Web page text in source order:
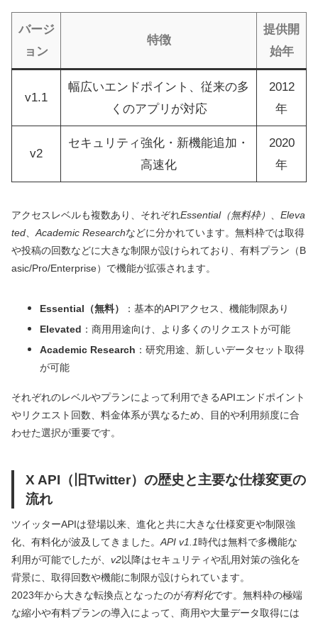
バージ
ョン
特徴
提供開
始年
v1.1
幅広いエンドポイント、従来の多
くのアプリが対応
2012
年
v2
セキュリティ強化・新機能追加・
高速化
2020
年
アクセスレベルも複数あり、それぞれEssential（無料枠）
Eleva
ted
Academic Researchなどに分かれています。無料枠では取得
や投稿の回数などに大きな制限が設けられており、有料プラン（B
asic/Pro/Enterprise）で機能が拡張されます。
Essential（無料）
：基本的APIアクセス、機能制限あり
Elevated ：商用用途向け、より多くのリクエストが可能
Academic Research ：研究用途、新しいデータセット取得
が可能
それぞれのレベルやプランによって利用できるAPIエンドポイント
やリクエスト回数、料金体系が異なるため、目的や利用頻度に合
わせた選択が重要です。
X API（旧Twitter）の歴史と主要な仕様変更の
流れ
ツイッターAPIは登場以来、進化と共に大きな仕様変更や制限強
化、有料化が波及してきました。 API v1.1時代は無料で多機能な
利用が可能でしたが、 v2以降はセキュリティや乱用対策の強化を
背景に、取得回数や機能に制限が設けられています。
2023年から大きな転換点となったのが有料化です。無料枠の極端
な縮小や有料プランの導入によって、商用や大量データ取得には